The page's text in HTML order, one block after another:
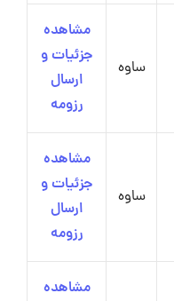
ساوه
مشاهده
جزئیات و
ارسال
رزومه
ساوه
مشاهده
جزئیات و
ارسال
رزومه
مشاهده